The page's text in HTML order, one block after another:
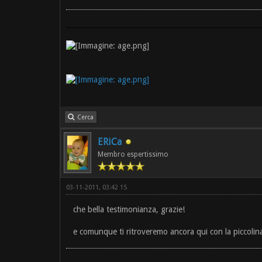
Cerca
ERiCa
Membro espertissimo
03-11-2011, 03:42 15
che bella testimonianza, grazie!
e comunque ti ritroveremo ancora qui con la